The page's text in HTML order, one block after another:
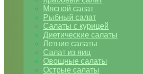
Мясной салат
Рыбный салат
Салаты с курицей
Диетические салаты
Летние салаты
Салат из яиц
Овощные салаты
Острые салаты